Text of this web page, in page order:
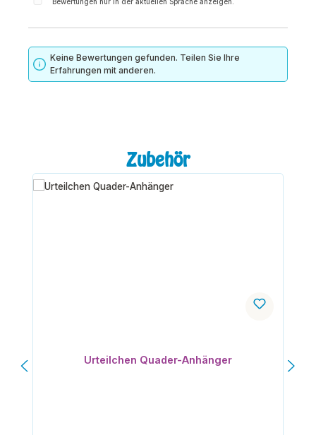
Bewertungen nur in der aktuellen Sprache anzeigen.
Keine Bewertungen gefunden. Teilen Sie Ihre
Erfahrungen mit anderen.
Produktgalerie überspringenZubehör
Urteilchen Quader-Anhänger